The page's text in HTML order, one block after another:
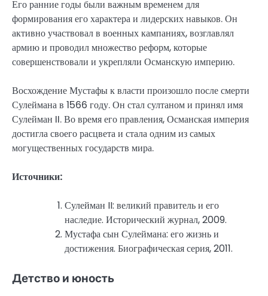
Его ранние годы были важным временем для
формирования его характера и лидерских навыков. Он
активно участвовал в военных кампаниях, возглавлял
армию и проводил множество реформ, которые
совершенствовали и укрепляли Османскую империю.
Восхождение Мустафы к власти произошло после смерти
Сулеймана в 1566 году. Он стал султаном и принял имя
Сулейман II. Во время его правления, Османская империя
достигла своего расцвета и стала одним из самых
могущественных государств мира.
Источники:
Сулейман II: великий правитель и его
наследие. Исторический журнал, 2009.
Мустафа сын Сулеймана: его жизнь и
достижения. Биографическая серия, 2011.
Детство и юность